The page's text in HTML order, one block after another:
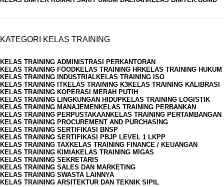
KATEGORI KELAS TRAINING
KELAS TRAINING ADMINISTRASI PERKANTORAN
KELAS TRAINING FOODKELAS TRAINING HRKELAS TRAINING HUKUM
KELAS TRAINING INDUSTRIALKELAS TRAINING ISO
KELAS TRAINING ITKELAS TRAINING K3KELAS TRAINING KALIBRASI
KELAS TRAINING KOPERASI MERAH PUTIH
KELAS TRAINING LINGKUNGAN HIDUPKELAS TRAINING LOGISTIK
KELAS TRAINING MANAJEMEN KELAS TRAINING PERBANKAN
KELAS TRAINING PERPUSTAKAAN KELAS TRAINING PERTAMBANGAN
KELAS TRAINING PROCUREMENT AND PURCHASING
KELAS TRAINING SERTIFIKASI BNSP
KELAS TRAINING SERTIFIKASI PBJP LEVEL 1 LKPP
KELAS TRAINING TAXKELAS TRAINING FINANCE / KEUANGAN
KELAS TRAINING KIMIAKELAS TRAINING MIGAS
KELAS TRAINING SEKRETARIS
KELAS TRAINING SALES DAN MARKETING
KELAS TRAINING SWASTA LAINNYA
KELAS TRAINING ARSITEKTUR DAN TEKNIK SIPIL